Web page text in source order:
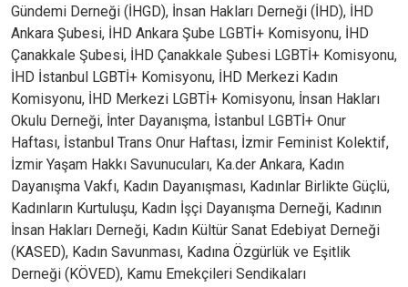
Gündemi Derneği (İHGD), İnsan Hakları Derneği (İHD), İHD
Ankara Şubesi, İHD Ankara Şube LGBTİ+ Komisyonu, İHD
Çanakkale Şubesi, İHD Çanakkale Şubesi LGBTİ+ Komisyonu,
İHD İstanbul LGBTİ+ Komisyonu, İHD Merkezi Kadın
Komisyonu, İHD Merkezi LGBTİ+ Komisyonu, İnsan Hakları
Okulu Derneği, İnter Dayanışma, İstanbul LGBTİ+ Onur
Haftası, İstanbul Trans Onur Haftası, İzmir Feminist Kolektif,
İzmir Yaşam Hakkı Savunucuları, Ka.der Ankara, Kadın
Dayanışma Vakfı, Kadın Dayanışması, Kadınlar Birlikte Güçlü,
Kadınların Kurtuluşu, Kadın İşçi Dayanışma Derneği, Kadının
İnsan Hakları Derneği, Kadın Kültür Sanat Edebiyat Derneği
(KASED), Kadın Savunması, Kadına Özgürlük ve Eşitlik
Derneği (KÖVED), Kamu Emekçileri Sendikaları